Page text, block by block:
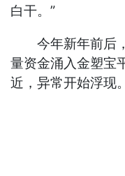
白干。”
今年新年前后，
量资金涌入金塑宝
近，异常开始浮现。